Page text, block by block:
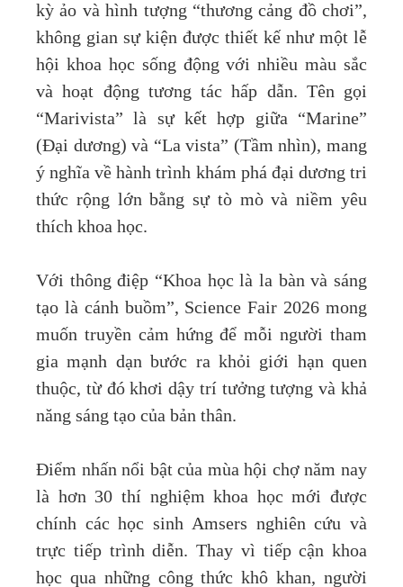
kỳ ảo và hình tượng “thương cảng đồ chơi”,
không gian sự kiện được thiết kế như một lễ
hội khoa học sống động với nhiều màu sắc
và hoạt động tương tác hấp dẫn. Tên gọi
“Marivista” là sự kết hợp giữa “Marine”
(Đại dương) và “La vista” (Tầm nhìn), mang
ý nghĩa về hành trình khám phá đại dương tri
thức rộng lớn bằng sự tò mò và niềm yêu
thích khoa học.
Với thông điệp “Khoa học là la bàn và sáng
tạo là cánh buồm”, Science Fair 2026 mong
muốn truyền cảm hứng để mỗi người tham
gia mạnh dạn bước ra khỏi giới hạn quen
thuộc, từ đó khơi dậy trí tưởng tượng và khả
năng sáng tạo của bản thân.
Điểm nhấn nổi bật của mùa hội chợ năm nay
là hơn 30 thí nghiệm khoa học mới được
chính các học sinh Amsers nghiên cứu và
trực tiếp trình diễn. Thay vì tiếp cận khoa
học qua những công thức khô khan, người